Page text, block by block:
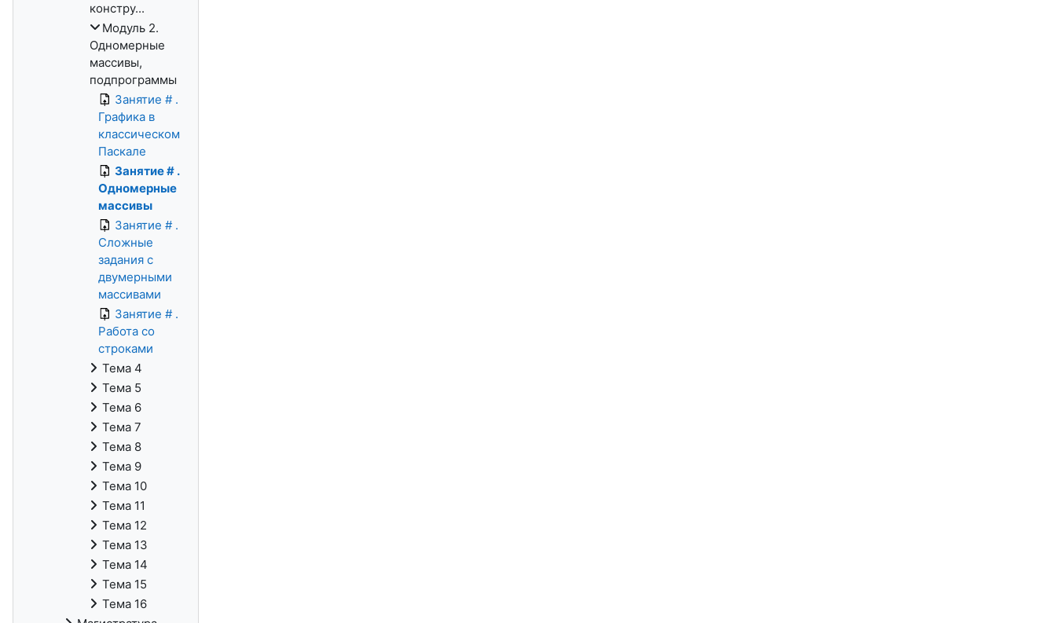
констру...
Модуль 2.
Одномерные
массивы,
подпрограммы
Занятие # .
Графика в
классическом
Паскале
Занятие # .
Одномерные
массивы
Занятие # .
Сложные
задания с
двумерными
массивами
Занятие # .
Работа со
строками
Тема 4
Тема 5
Тема 6
Тема 7
Тема 8
Тема 9
Тема 10
Тема 11
Тема 12
Тема 13
Тема 14
Тема 15
Тема 16